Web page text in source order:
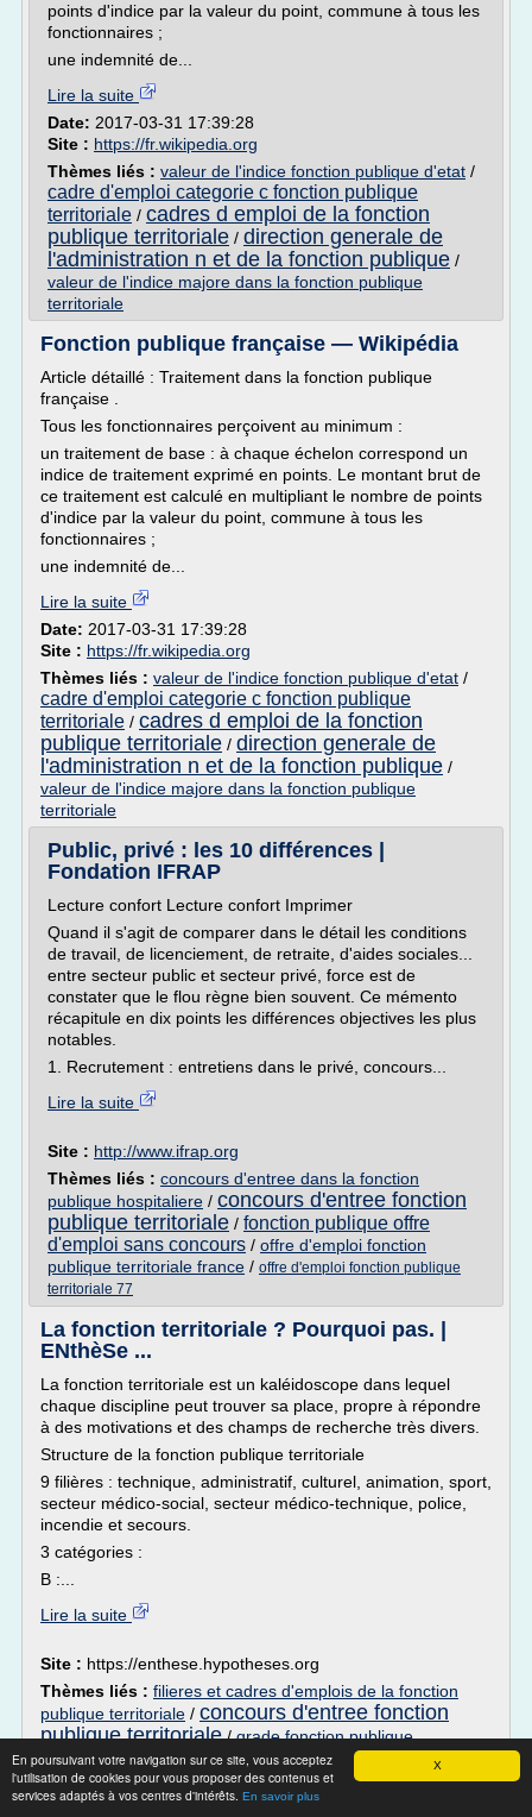
X
En poursuivant votre navigation sur ce site, vous acceptez
l'utilisation de cookies pour vous proposer des contenus et
services adaptés à vos centres d'intérêts. En savoir plus
points d'indice par la valeur du point, commune à tous les
fonctionnaires ;
une indemnité de...
Lire la suite
Date: 2017-03-31 17:39:28
Site : https://fr.wikipedia.org
Thèmes liés : valeur de l'indice fonction publique d'etat /
cadre d'emploi categorie c fonction publique
territoriale / cadres d emploi de la fonction
publique territoriale / direction generale de
l'administration n et de la fonction publique /
valeur de l'indice majore dans la fonction publique
territoriale
Fonction publique française — Wikipédia
Article détaillé : Traitement dans la fonction publique
française .
Tous les fonctionnaires perçoivent au minimum :
un traitement de base : à chaque échelon correspond un
indice de traitement exprimé en points. Le montant brut de
ce traitement est calculé en multipliant le nombre de points
d'indice par la valeur du point, commune à tous les
fonctionnaires ;
une indemnité de...
Lire la suite
Date: 2017-03-31 17:39:28
Site : https://fr.wikipedia.org
Thèmes liés : valeur de l'indice fonction publique d'etat /
cadre d'emploi categorie c fonction publique
territoriale / cadres d emploi de la fonction
publique territoriale / direction generale de
l'administration n et de la fonction publique /
valeur de l'indice majore dans la fonction publique
territoriale
Public, privé : les 10 différences |
Fondation IFRAP
Lecture confort Lecture confort Imprimer
Quand il s'agit de comparer dans le détail les conditions
de travail, de licenciement, de retraite, d'aides sociales...
entre secteur public et secteur privé, force est de
constater que le flou règne bien souvent. Ce mémento
récapitule en dix points les différences objectives les plus
notables.
1. Recrutement : entretiens dans le privé, concours...
Lire la suite
Site : http://www.ifrap.org
Thèmes liés : concours d'entree dans la fonction
publique hospitaliere / concours d'entree fonction
publique territoriale / fonction publique offre
d'emploi sans concours / offre d'emploi fonction
publique territoriale france / offre d'emploi fonction publique
territoriale 77
La fonction territoriale ? Pourquoi pas. |
ENthèSe ...
La fonction territoriale est un kaléidoscope dans lequel
chaque discipline peut trouver sa place, propre à répondre
à des motivations et des champs de recherche très divers.
Structure de la fonction publique territoriale
9 filières : technique, administratif, culturel, animation, sport,
secteur médico-social, secteur médico-technique, police,
incendie et secours.
3 catégories :
B :...
Lire la suite
Site : https://enthese.hypotheses.org
Thèmes liés : filieres et cadres d'emplois de la fonction
publique territoriale / concours d'entree fonction
publique territoriale/grade fonction publique
territoriale filiere administrative/filiere medico technique
fonction publique territoriale/cadres d'emplois de la
fonction publique territoriale